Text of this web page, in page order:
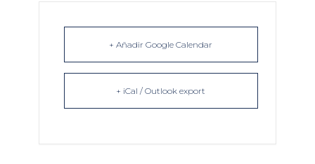
+ Añadir Google Calendar
+ iCal / Outlook export